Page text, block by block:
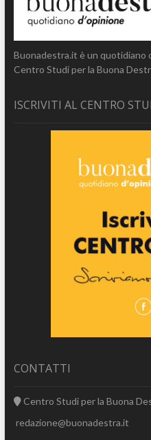
Buonadestra.it è un quotidiano
Centro Studi per la Buona
ISCRIVITI AL CENTRO
CONTATTI
Centro Studi per la Buona
redazione@buonadestra.it